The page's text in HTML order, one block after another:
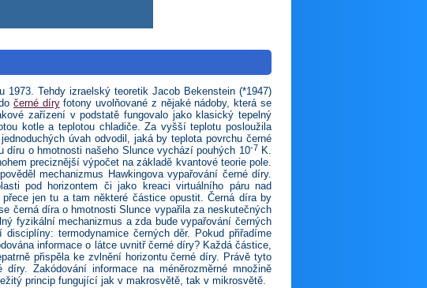
Tehdy izraelský teoretik Jacob Bekenstein (*1947)
černé díryfotony uvolňované z nějaké nádoby, která se
zařízení v podstatě fungovalo jako klasický tepelný
kotle a teplotou chladiče. Za vyšší teplotu posloužila
úvah odvodil, jaká by teplota povrchu černé
o hmotnosti našeho Slunce vychází pouhých 10-7 K.
preciznější výpočet na základě kvantové teorie pole.
mechanizmus Hawkingova vypařování černé díry.
pod horizontem či jako kreaci virtuálního páru nad
jen tu a tam některé částice opustit. Černá díra by
černá díra o hmotnosti Slunce vypařila za neskutečných
fyzikální mechanizmus a zda bude vypařování černých
termodynamice černých děr. Pokud přiřadíme
informace o látce uvnitř černé díry? Každá částice,
přispěla ke zvlnění horizontu černé díry. Právě tyto
Zakódování informace na méněrozměrné množině
princip fungující jak v makrosvětě, tak v mikrosvětě.